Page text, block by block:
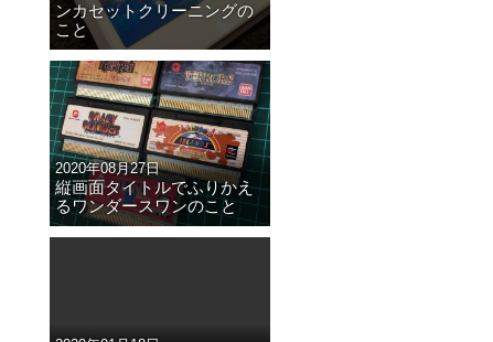
ンカセットクリーニングの
こと
2020年08月27日
縦画面タイトルでふりかえ
るワンダースワンのこと